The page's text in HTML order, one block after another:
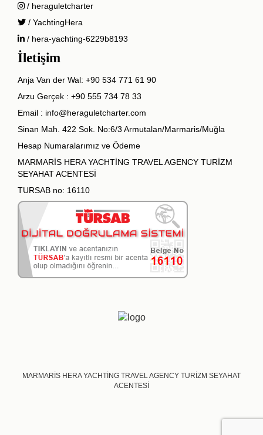
/ heraguletcharter
/ YachtingHera
/ hera-yachting-6229b8193
İletişim
Anja Van der Wal: +90 534 771 61 90
Arzu Gerçek : +90 555 734 78 33
Email : info@heraguletcharter.com
Sinan Mah. 422 Sok. No:6/3 Armutalan/Marmaris/Muğla
Hesap Numaralarımız ve Ödeme
MARMARİS HERA YACHTİNG TRAVEL AGENCY TURİZM
SEYAHAT ACENTESİ
TURSAB no: 16110
MARMARİS HERA YACHTİNG TRAVEL AGENCY TURİZM SEYAHAT
ACENTESİ